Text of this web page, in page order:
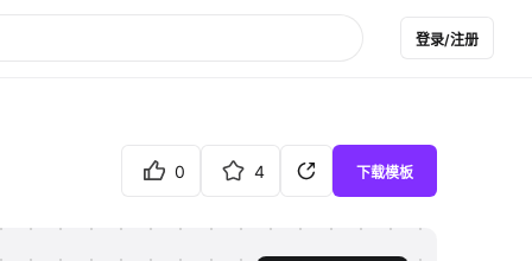
登录/注册
0 4 下载模板